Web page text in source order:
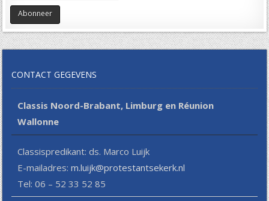
CONTACT GEGEVENS
Classis Noord-Brabant, Limburg en Réunion
Wallonne
Classispredikant: ds. Marco Luijk
E-mailadres:m.luijk@protestantsekerk.nl
Tel: 06 – 52 33 52 85